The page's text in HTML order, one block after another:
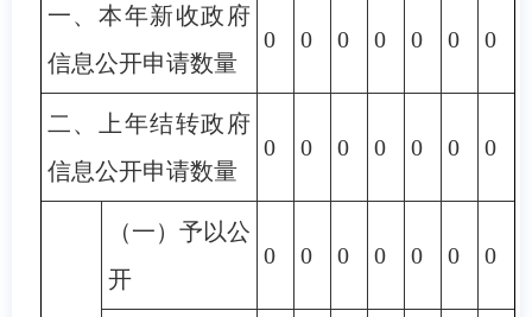
一、本年新收政府
信息公开申请数量
0 0 0 0 0 0 0
二、上年结转政府
信息公开申请数量
0 0 0 0 0 0 0
（一）予以公
开
0 0 0 0 0 0 0